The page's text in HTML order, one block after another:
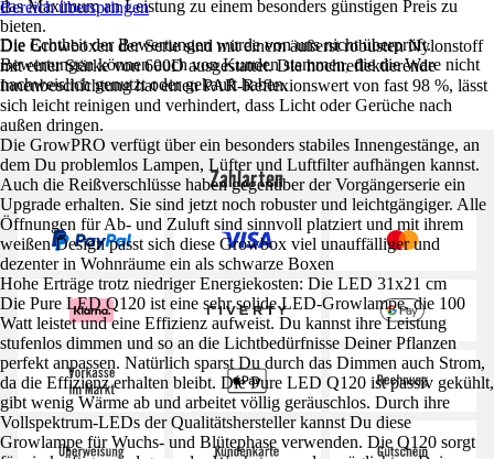
das Maximum an Leistung zu einem besonders günstigen Preis zu
bieten.
Die Growboxen der Serie sind mit einem äußerst robusten Nylonstoff
mit einer Stärke von 600D ausgestattet. Die hochreflektierende
Innenbeschichtung hat einen PAR-Reflexionswert von fast 98 %, lässt
sich leicht reinigen und verhindert, dass Licht oder Gerüche nach
außen dringen.
Die GrowPRO verfügt über ein besonders stabiles Innengestänge, an
dem Du problemlos Lampen, Lüfter und Luftfilter aufhängen kannst.
Auch die Reißverschlüsse haben gegenüber der Vorgängerserie ein
Upgrade erhalten. Sie sind jetzt noch robuster und leichtgängiger. Alle
Öffnungen für Ab- und Zuluft sind sinnvoll platziert und mit ihrem
weißen Design passt sich diese Growbox viel unauffälliger und
dezenter in Wohnräume ein als schwarze Boxen
Hohe Erträge trotz niedriger Energiekosten: Die LED 31x21 cm
Die Pure LED Q120 ist eine sehr solide LED-Growlampe, die 100
Watt leistet und eine Effizienz aufweist. Du kannst ihre Leistung
stufenlos dimmen und so an die Lichtbedürfnisse Deiner Pflanzen
perfekt anpassen. Natürlich sparst Du durch das Dimmen auch Strom,
da die Effizienz erhalten bleibt. Die Pure LED Q120 ist passiv gekühlt,
gibt wenig Wärme ab und arbeitet völlig geräuschlos. Durch ihre
Vollspektrum-LEDs der Qualitätshersteller kannst Du diese
Growlampe für Wuchs- und Blütephase verwenden. Die Q120 sorgt
Bereich überspringen
Die Echtheit der Bewertungen wurde von uns nicht überprüft.
Bewertungen können auch von Kunden stammen, die die Ware nicht
nachweislich genutzt oder gekauft haben.
Zahlarten